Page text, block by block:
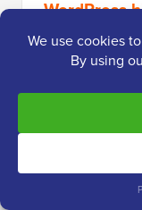
WordPress
WordPress
Bedarf
beispielsweise
für „Desserts“,
erstellen, wenn